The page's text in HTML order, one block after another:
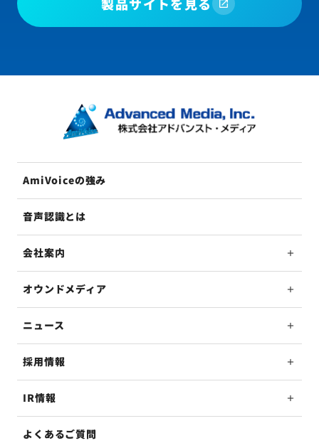
AmiVoiceの強み
音声認識とは
会社案内
オウンドメディア
ニュース
採用情報
IR情報
よくあるご質問